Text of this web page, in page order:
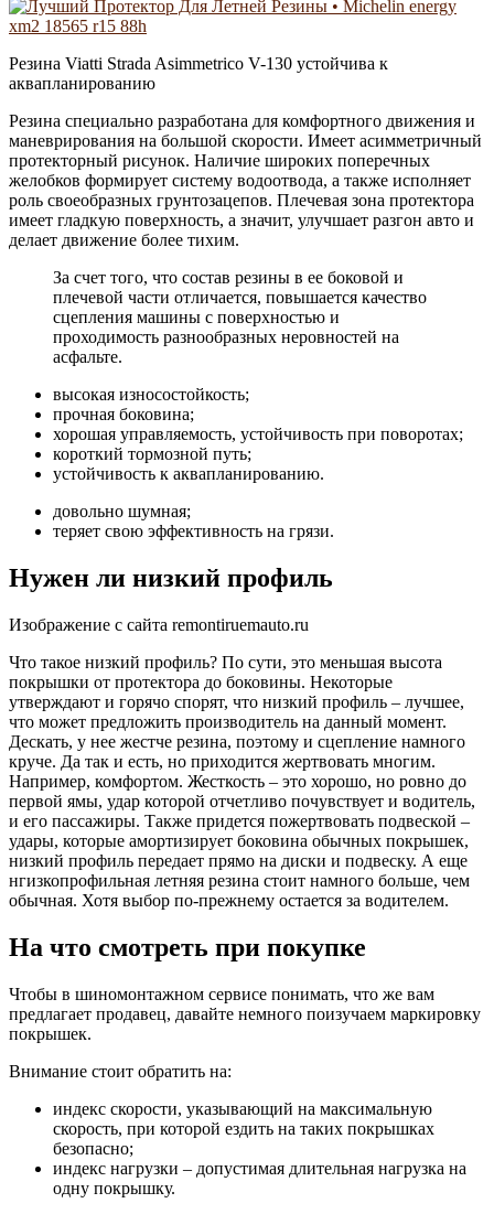
Резина Viatti Strada Asimmetrico V-130 устойчива к
аквапланированию
Резина специально разработана для комфортного движения и
маневрирования на большой скорости. Имеет асимметричный
протекторный рисунок. Наличие широких поперечных
желобков формирует систему водоотвода, а также исполняет
роль своеобразных грунтозацепов. Плечевая зона протектора
имеет гладкую поверхность, а значит, улучшает разгон авто и
делает движение более тихим.
За счет того, что состав резины в ее боковой и
плечевой части отличается, повышается качество
сцепления машины с поверхностью и
проходимость разнообразных неровностей на
асфальте.
высокая износостойкость;
прочная боковина;
хорошая управляемость, устойчивость при поворотах;
короткий тормозной путь;
устойчивость к аквапланированию.
довольно шумная;
теряет свою эффективность на грязи.
Нужен ли низкий профиль
Изображение с сайта remontiruemauto.ru
Что такое низкий профиль? По сути, это меньшая высота
покрышки от протектора до боковины. Некоторые
утверждают и горячо спорят, что низкий профиль – лучшее,
что может предложить производитель на данный момент.
Дескать, у нее жестче резина, поэтому и сцепление намного
круче. Да так и есть, но приходится жертвовать многим.
Например, комфортом. Жесткость – это хорошо, но ровно до
первой ямы, удар которой отчетливо почувствует и водитель,
и его пассажиры. Также придется пожертвовать подвеской –
удары, которые амортизирует боковина обычных покрышек,
низкий профиль передает прямо на диски и подвеску. А еще
нгизкопрофильная летняя резина стоит намного больше, чем
обычная. Хотя выбор по-прежнему остается за водителем.
На что смотреть при покупке
Чтобы в шиномонтажном сервисе понимать, что же вам
предлагает продавец, давайте немного поизучаем маркировку
покрышек.
Внимание стоит обратить на:
индекс скорости, указывающий на максимальную
скорость, при которой ездить на таких покрышках
безопасно;
индекс нагрузки – допустимая длительная нагрузка на
одну покрышку.